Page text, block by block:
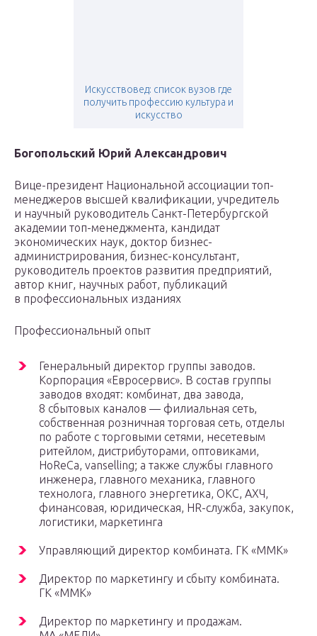
Искусствовед: список вузов где
получить профессию культура и
искусство
Богопольский Юрий Александрович
Вице-президент Национальной ассоциации топ-
менеджеров высшей квалификации, учредитель
и научный руководитель Санкт-Петербургской
академии топ-менеджмента, кандидат
экономических наук, доктор бизнес-
администрирования, бизнес-консультант,
руководитель проектов развития предприятий,
автор книг, научных работ, публикаций
в профессиональных изданиях
Профессиональный опыт
Генеральный директор группы заводов.
Корпорация «Евросервис». В состав группы
заводов входят: комбинат, два завода,
8 сбытовых каналов — филиальная сеть,
собственная розничная торговая сеть, отделы
по работе с торговыми сетями, несетевым
ритейлом, дистрибуторами, оптовиками,
HoReCa, vanselling; а также службы главного
инженера, главного механика, главного
технолога, главного энергетика, ОКС, АХЧ,
финансовая, юридическая, HR-служба, закупок,
логистики, маркетинга
Управляющий директор комбината. ГК «ММК»
Директор по маркетингу и сбыту комбината.
ГК «ММК»
Директор по маркетингу и продажам.